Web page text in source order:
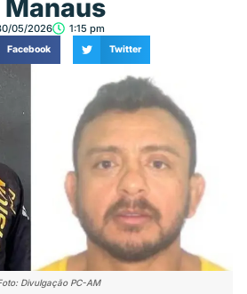
05/2026 1:15 pm
Facebook Twitter
Divulgação PC-AM